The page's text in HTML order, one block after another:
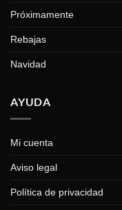
Próximamente
Rebajas
Navidad
AYUDA
Mi cuenta
Aviso legal
Política de privacidad